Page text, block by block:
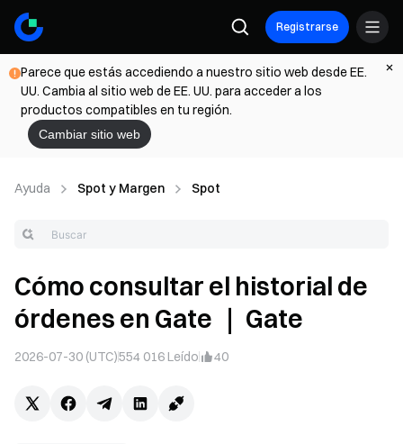
Registrarse
Parece que estás accediendo a nuestro sitio web desde EE.
UU. Cambia al sitio web de EE. UU. para acceder a los
productos compatibles en tu región.
Cambiar sitio web
Ayuda Spot y Margen Spot
Cómo consultar el historial de
órdenes en Gate ｜ Gate
2026-07-30 (UTC)554 016 Leído 40